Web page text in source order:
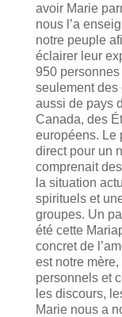
avoir Marie
nous l’a
notre peuple
éclairer leur
950
seulement
aussi de pays
Canada, des
européens. Le
direct pour un
comprenait
la situation
spirituels et
groupes. Un
été cette
concret de
est notre
personnels et
les discours,
Marie nous a